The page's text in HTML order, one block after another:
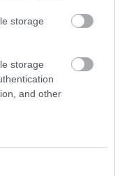
storage
storage
and other